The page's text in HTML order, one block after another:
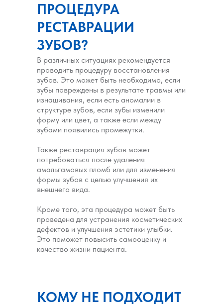
ПРОЦЕДУРА
РЕСТАВРАЦИИ
ЗУБОВ?
В различных ситуациях рекомендуется
проводить процедуру восстановления
зубов. Это может быть необходимо, если
зубы повреждены в результате травмы или
изнашивания, если есть аномалии в
структуре зубов, если зубы изменили
форму или цвет, а также если между
зубами появились промежутки.
Также реставрация зубов может
потребоваться после удаления
амальгамовых пломб или для изменения
формы зубов с целью улучшения их
внешнего вида.
Кроме того, эта процедура может быть
проведена для устранения косметических
дефектов и улучшения эстетики улыбки.
Это поможет повысить самооценку и
качество жизни пациента.
КОМУ НЕ ПОДХОДИТ